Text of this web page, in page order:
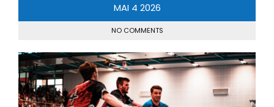
MAI 4 2026
NO COMMENTS